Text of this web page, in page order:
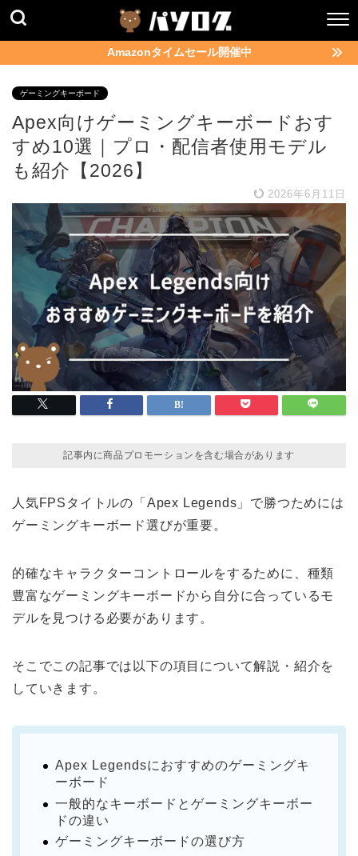
Amazonタイムセール開催中
ゲーミングキーボード
Apex向けゲーミングキーボードおす
すめ10選｜プロ・配信者使用モデル
も紹介【2026】
2026年6月11日
記事内に商品プロモーションを含む場合があります
人気FPSタイトルの「Apex Legends」で勝つためには
ゲーミングキーボード選びが重要。
的確なキャラクターコントロールをするために、種類
豊富なゲーミングキーボードから自分に合っているモ
デルを見つける必要があります。
そこでこの記事では以下の項目について解説・紹介を
していきます。
Apex Legendsにおすすめのゲーミングキ
ーボード
一般的なキーボードとゲーミングキーボー
ドの違い
ゲーミングキーボードの選び方